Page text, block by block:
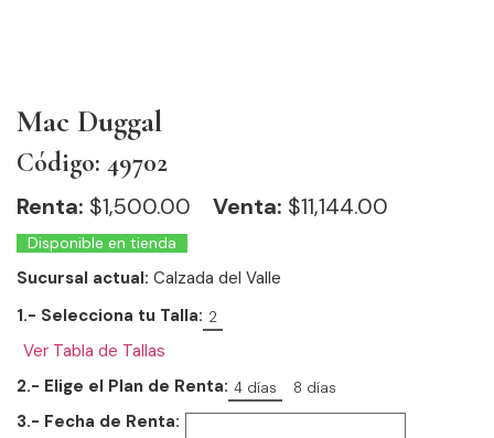
Mac Duggal
Código: 49702
Renta: $1,500.00 Venta: $11,144.00
Disponible en tienda
Sucursal actual: Calzada del Valle
1.- Selecciona tu Talla: 2
Ver Tabla de Tallas
2.- Elige el Plan de Renta: 4 días 8 días
3.- Fecha de Renta: